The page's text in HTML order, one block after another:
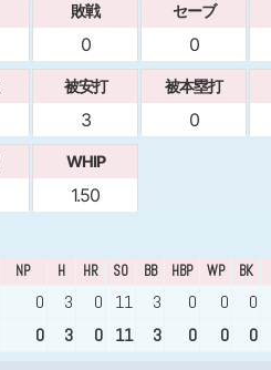
敗戦
0
セーブ
0
被安打
3
被本塁打
0
WHIP
1.50
NP H HR SO BB HBP WP BK
0 3 0 11 3 0 0 0
0 3 0 11 3 0 0 0